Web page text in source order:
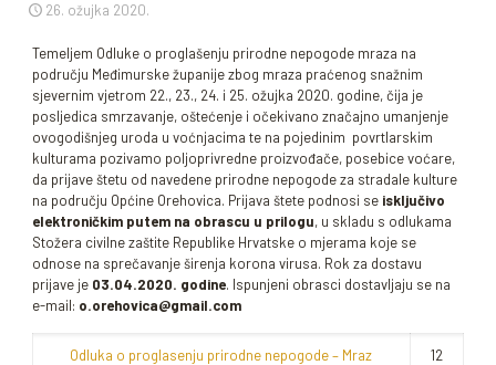
26. ožujka 2020.
Temeljem Odluke o proglašenju prirodne nepogode mraza na
području Međimurske županije zbog mraza praćenog snažnim
sjevernim vjetrom 22., 23., 24. i 25. ožujka 2020. godine, čija je
posljedica smrzavanje, oštećenje i očekivano značajno umanjenje
ovogodišnjeg uroda u voćnjacima te na pojedinim povrtlarskim
kulturama pozivamo poljoprivredne proizvođače, posebice voćare,
da prijave štetu od navedene prirodne nepogode za stradale kulture
na području Općine Orehovica. Prijava štete podnosi se isključivo
elektroničkim putem na obrascu u prilogu, u skladu s odlukama
Stožera civilne zaštite Republike Hrvatske o mjerama koje se
odnose na sprečavanje širenja korona virusa. Rok za dostavu
prijave je 03.04.2020. godine. Ispunjeni obrasci dostavljaju se na
e-mail: o.orehovica@gmail.com
Odluka o proglasenju prirodne nepogode – Mraz
12